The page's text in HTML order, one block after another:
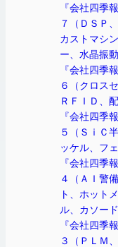
『会社四季
７（ＤＳＰ
カストマシ
ー、水晶振動
『会社四季
６（クロス
ＲＦＩＤ、
『会社四季
５（ＳｉＣ
ッケル、フ
『会社四季
４（ＡＩ警
ト、ホット
ル、カソード
『会社四季
３（ＰＬＭ